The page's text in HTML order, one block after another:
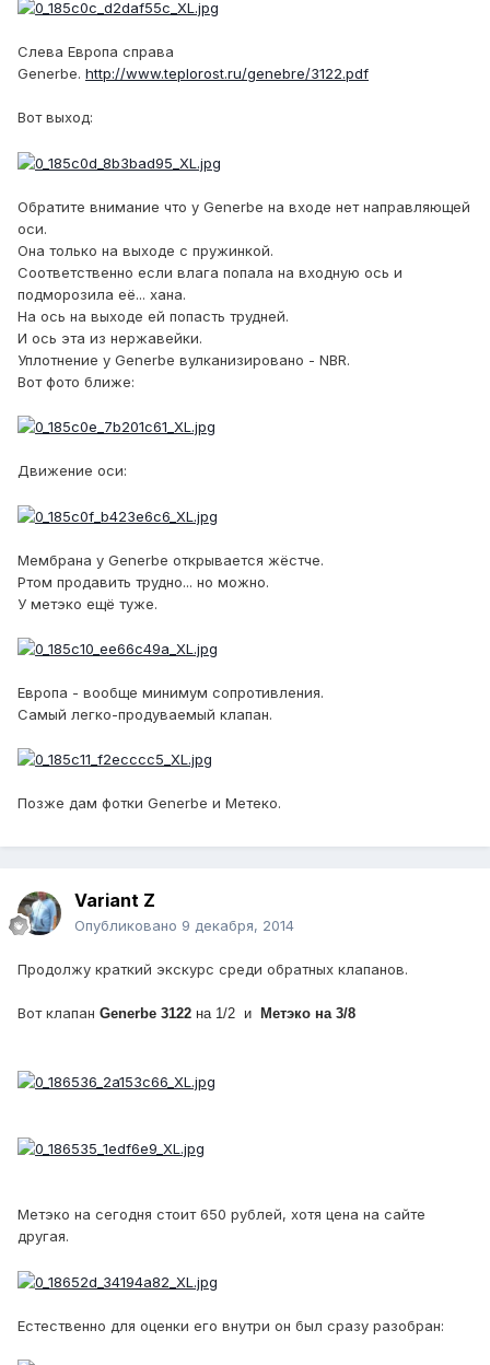
Слева Европа справа
Generbe. http://www.teplorost.ru/genebre/3122.pdf
Вот выход:
Обратите внимание что у Generbe на входе нет направляющей
оси.
Она только на выходе с пружинкой.
Соответственно если влага попала на входную ось и
подморозила её... хана.
На ось на выходе ей попасть трудней.
И ось эта из нержавейки.
Уплотнение у Generbe вулканизировано - NBR.
Вот фото ближе:
Движение оси:
Мембрана у Generbe открывается жёстче.
Ртом продавить трудно... но можно.
У метэко ещё туже.
Европа - вообще минимум сопротивления.
Самый легко-продуваемый клапан.
Позже дам фотки Generbe и Метеко.
Variant Z
Опубликовано 9 декабря, 2014
Продолжу краткий экскурс среди обратных клапанов.
Вот клапан Generbe 3122 на 1/2 и Метэко на 3/8
Метэко на сегодня стоит 650 рублей, хотя цена на сайте
другая.
Естественно для оценки его внутри он был сразу разобран: